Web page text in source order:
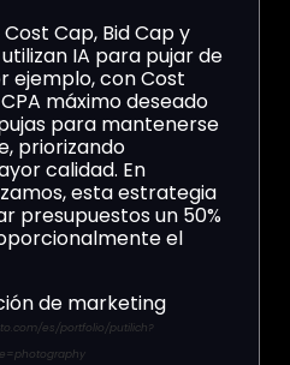
Cap, Bid Cap y
IA para pujar de
ejemplo, con Cost
máximo deseado
para mantenerse
priorizando
calidad. En
esta estrategia
presupuestos un 50%
el
es/portfolio/putilich?